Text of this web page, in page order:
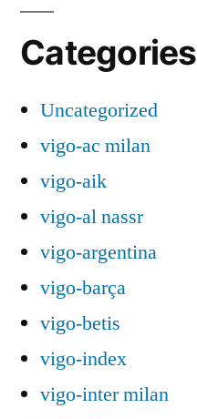
Categories
Uncategorized
vigo-ac milan
vigo-aik
vigo-al nassr
vigo-argentina
vigo-barça
vigo-betis
vigo-index
vigo-inter milan